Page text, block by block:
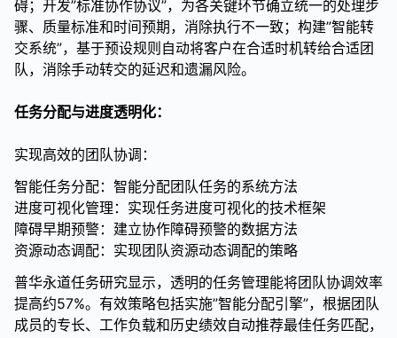
碍；开发”标准协作协议”，为各关键环节确立统一的处理步
骤、质量标准和时间预期，消除执行不一致；构建”智能转
交系统”，基于预设规则自动将客户在合适时机转给合适团
队，消除手动转交的延迟和遗漏风险。
任务分配与进度透明化：
实现高效的团队协调：
智能任务分配：智能分配团队任务的系统方法
进度可视化管理：实现任务进度可视化的技术框架
障碍早期预警：建立协作障碍预警的数据方法
资源动态调配：实现团队资源动态调配的策略
普华永道任务研究显示，透明的任务管理能将团队协调效率
提高约57%。有效策略包括实施”智能分配引擎”，根据团队
成员的专长、工作负载和历史绩效自动推荐最佳任务匹配，